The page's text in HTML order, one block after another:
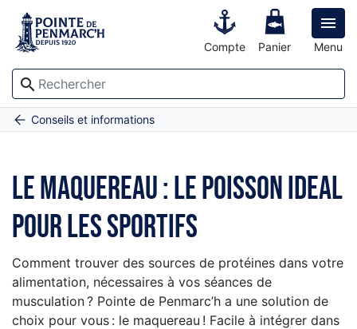

Menu
search
Compte Panier
AccueilConseils et informations
Le maquereau : le poisson ideal pour les sportifs
Le maquereau : le poisson ideal
pour les sportifs
Comment trouver des sources de protéines dans votre
alimentation, nécessaires à vos séances de
musculation ? Pointe de Penmarc’h a une solution de
choix pour vous : le maquereau ! Facile à intégrer dans